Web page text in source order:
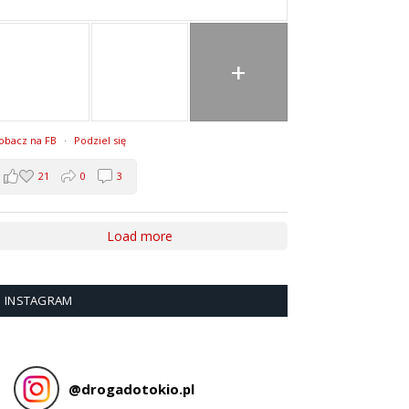
+
na FB · Podziel się
21 0 3
Load more
INSTAGRAM
@drogadotokio.pl